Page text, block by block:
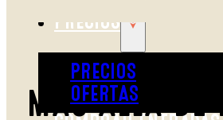
PRECIOS
PRECIOS
OFERTAS
MÁS ALLÁ DE